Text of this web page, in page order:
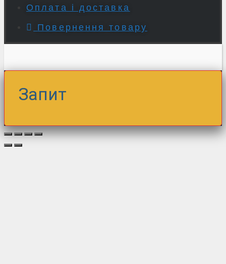
Оплата і доставка
Повернення товару
Запит